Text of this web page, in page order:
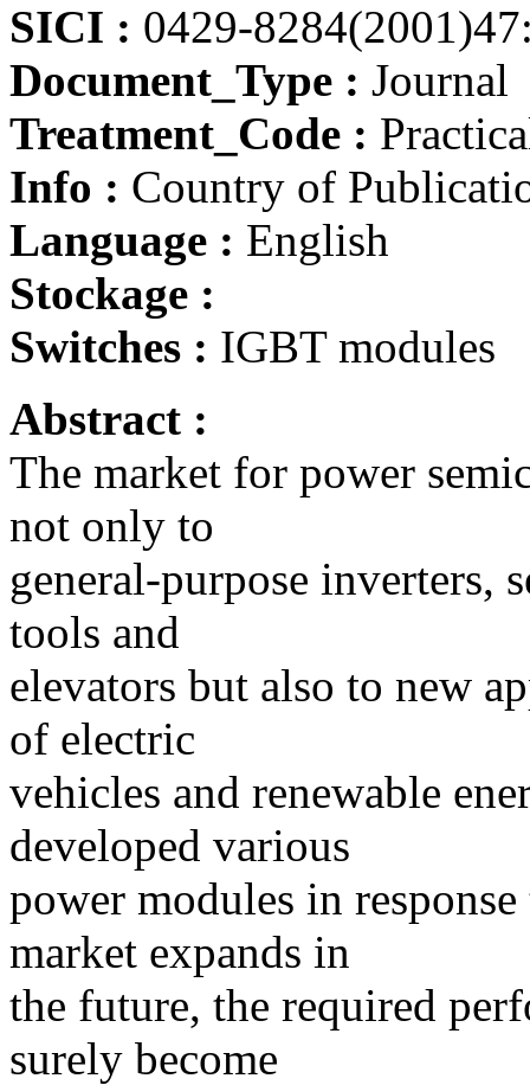
SICI : 0429-
Document_Type : Journal
Treatment_Code :
Info : Country of
Language : English
Stockage :
Switches : IGBT modules
Abstract :
The market for power
not only to
general-purpose inverters,
tools and
elevators but also to new
of electric
vehicles and renewable
developed various
power modules in
market expands in
the future, the required
surely become